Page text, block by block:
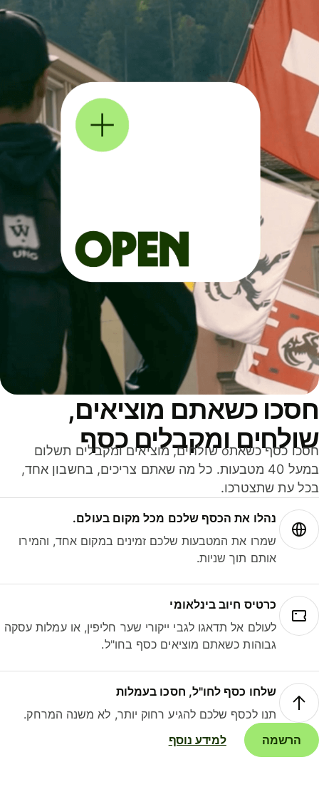
כשאתם מוציאים,
ומקבלים כסף
חסכו כסף כשאתo שולחים, מוציאים ומקבלים תשלום
במעל 40 מטבעות. כל מה שאתם צריכים, בחשבון אחד,
עת שתצטרכו.
נהלו את הכסף שלכם מכל מקום בעולם.
שמרו את המטבעות שלכם זמינים במקום אחד, והמירו
אותם תוך שניות.
כרטיס חיוב בינלאומי
לעולם אל תדאגו לגבי ייקורי שער חליפין, או עמלות עסקה
גבוהות כשאתם מוציאים כסף בחו"ל.
שלחו כסף לחו"ל, חסכו בעמלות
תנו לכסף שלכם להגיע רחוק יותר, לא משנה המרחק.
הרשמה
למידע נוסף